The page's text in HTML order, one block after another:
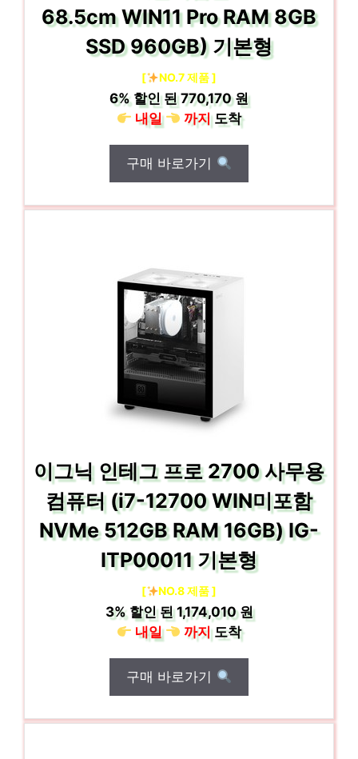
68.5cm WIN11 Pro RAM 8GB
SSD 960GB) 기본형
[ NO.7 제품 ]
6%할인 된770,170 원
내일
까지도착
구매 바로가기
이그닉 인테그 프로 2700 사무용
컴퓨터 (i7-12700 WIN미포함
NVMe 512GB RAM 16GB) IG-
ITP00011 기본형
[ NO.8 제품 ]
3%할인 된1,174,010 원
내일
까지도착
구매 바로가기